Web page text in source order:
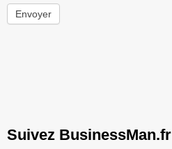
Envoyer
Suivez BusinessMan.fr